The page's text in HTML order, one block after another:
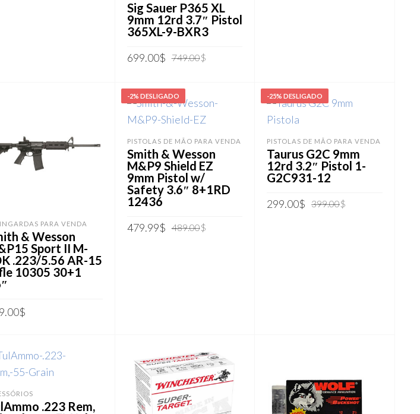
Sig Sauer P365 XL
9mm 12rd 3.7″ Pistol
365XL-9-BXR3
749.00$O
749.00$.
699.00$
O
699.00$.
PARA VENDA
& Wesson
Sport II M-
.223/5.56 AR-15
10305 30+1
$
-2% DESLIGADO
PISTOLAS DE MÃO PARA VENDA
Smith & Wesson
M&P9 Shield EZ
9mm Pistol w/
Safety 3.6″ 8+1RD
12436
489.00$O
479.99$
O
-25% DESLIGADO
PISTOLAS DE MÃO PARA VENDA
Taurus G2C 9mm
12rd 3.2″ Pistol 1-
G2C931-12
399.00$
299.00$
.223 Rem,